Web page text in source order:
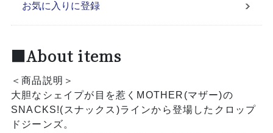
お気に入りに登録
■About items
＜商品説明＞
大胆なシェイプが目を惹くMOTHER(マザー)の
SNACKS!(スナックス)ラインから登場したクロップ
ドジーンズ。